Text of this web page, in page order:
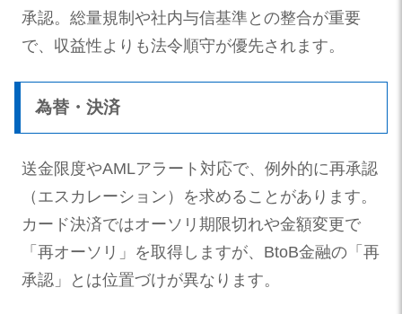
承認。総量規制や社内与信基準との整合が重要
で、収益性よりも法令順守が優先されます。
為替・決済
送金限度やAMLアラート対応で、例外的に再承認
（エスカレーション）を求めることがあります。
カード決済ではオーソリ期限切れや金額変更で
「再オーソリ」を取得しますが、BtoB金融の「再
承認」とは位置づけが異なります。